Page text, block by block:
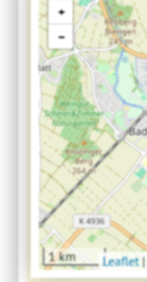
+
−
1 km Leaflet |